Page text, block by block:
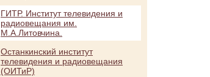
ГИТР. Институт телевидения и
радиовещания им.
М.А.Литовчина.
Останкинский институт
телевидения и радиовещания
(ОИТиР)